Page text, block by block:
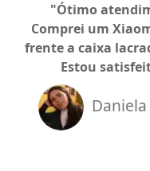
Ótimo
Comprei um
frente a caixa
Estou